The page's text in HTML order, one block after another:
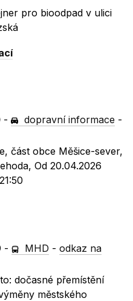
pro bioodpad v ulici
- dopravní informace -
část obce Měšice-sever,
Od 20.04.2026
- MHD -odkaz na
dočasné přemístění
městského